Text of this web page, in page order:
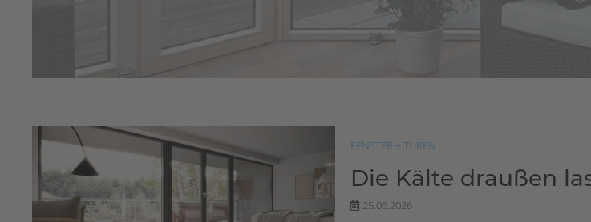
FENSTER + TÜREN
Die Kälte draußen
25.06.2026